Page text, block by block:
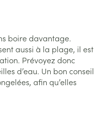
boire davantage.
aussi à la plage, il est
Prévoyez donc
d’eau. Un bon conseil
afin qu’elles